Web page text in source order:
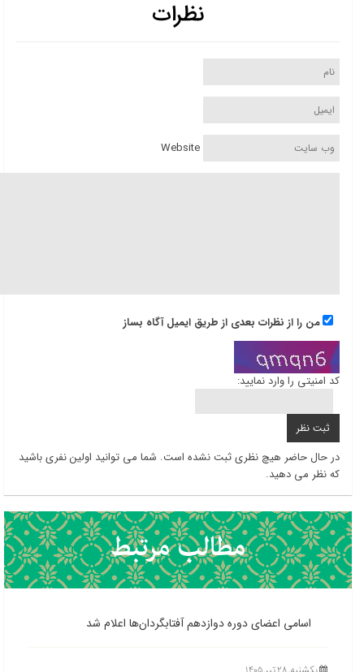
نظرات
Website
من را از نظرات بعدی از طریق ایمیل آگاه بساز
کد امنیتی را وارد نمایید:
در حال حاضر هیچ نظری ثبت نشده است. شما می توانید اولین نفری باشید
که نظر می دهید.
اسامی اعضای دوره دوازدهم آفتابگردان‌ها اعلام شد